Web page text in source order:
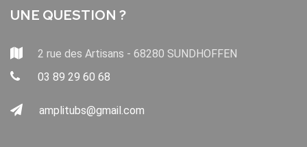
UNE QUESTION ?
2 rue des Artisans - 68280 SUNDHOFFEN
03 89 29 60 68
amplitubs@gmail.com